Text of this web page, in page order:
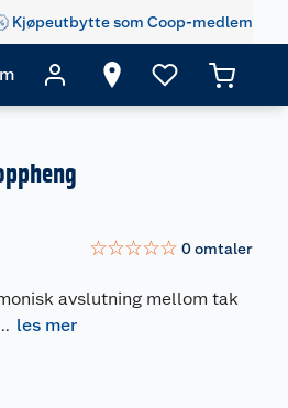
Kjøpeutbytte som Coop-medlem
☆☆☆☆☆ 0omtaler
avslutning mellom tak
les mer